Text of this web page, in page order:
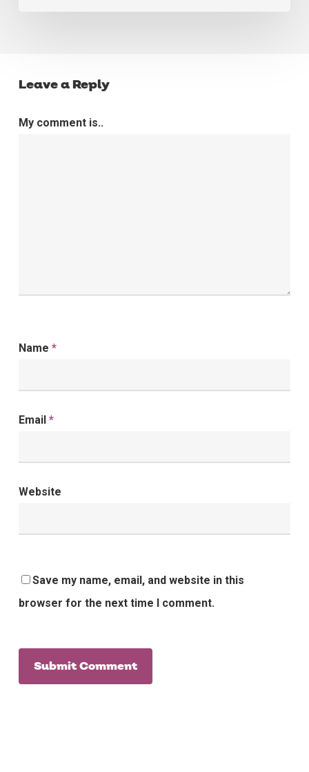
Leave a Reply
My comment is..
Name *
Email *
Website
Save my name, email, and website in this
browser for the next time I comment.